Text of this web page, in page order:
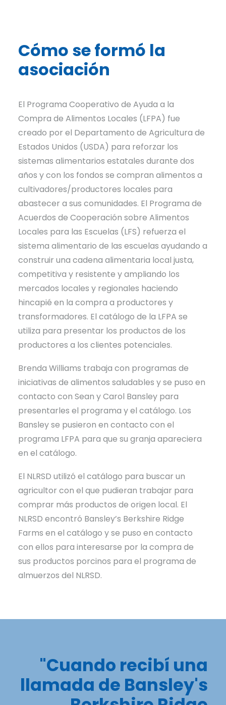
Cómo se formó la
asociación
El Programa Cooperativo de Ayuda a la
Compra de Alimentos Locales (LFPA) fue
creado por el Departamento de Agricultura de
Estados Unidos (USDA) para reforzar los
sistemas alimentarios estatales durante dos
años y con los fondos se compran alimentos a
cultivadores/productores locales para
abastecer a sus comunidades. El Programa de
Acuerdos de Cooperación sobre Alimentos
Locales para las Escuelas (LFS) refuerza el
sistema alimentario de las escuelas ayudando a
construir una cadena alimentaria local justa,
competitiva y resistente y ampliando los
mercados locales y regionales haciendo
hincapié en la compra a productores y
transformadores. El catálogo de la LFPA se
utiliza para presentar los productos de los
productores a los clientes potenciales.
Brenda Williams trabaja con programas de
iniciativas de alimentos saludables y se puso en
contacto con Sean y Carol Bansley para
presentarles el programa y el catálogo. Los
Bansley se pusieron en contacto con el
programa LFPA para que su granja apareciera
en el catálogo.
El NLRSD utilizó el catálogo para buscar un
agricultor con el que pudieran trabajar para
comprar más productos de origen local. El
NLRSD encontró Bansley’s Berkshire Ridge
Farms en el catálogo y se puso en contacto
con ellos para interesarse por la compra de
sus productos porcinos para el programa de
almuerzos del NLRSD.
"Cuando recibí una
llamada de Bansley's